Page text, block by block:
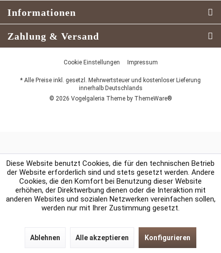
Informationen
Zahlung & Versand
Cookie Einstellungen Impressum
* Alle Preise inkl. gesetzl. Mehrwertsteuer und kostenloser Lieferung
innerhalb Deutschlands
© 2026 Vogelgaleria Theme by ThemeWare®
Diese Website benutzt Cookies, die für den technischen Betrieb
der Website erforderlich sind und stets gesetzt werden. Andere
Cookies, die den Komfort bei Benutzung dieser Website
erhöhen, der Direktwerbung dienen oder die Interaktion mit
anderen Websites und sozialen Netzwerken vereinfachen sollen,
werden nur mit Ihrer Zustimmung gesetzt.
Ablehnen Alle akzeptieren Konfigurieren